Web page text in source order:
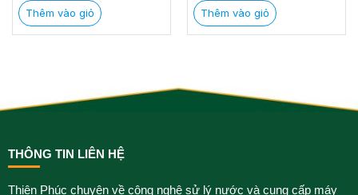
Thêm vào giỏ Thêm vào giỏ
THÔNG TIN LIÊN HỆ
Thiên Phúc chuyên về công nghệ sử lý nước và cung cấp máy